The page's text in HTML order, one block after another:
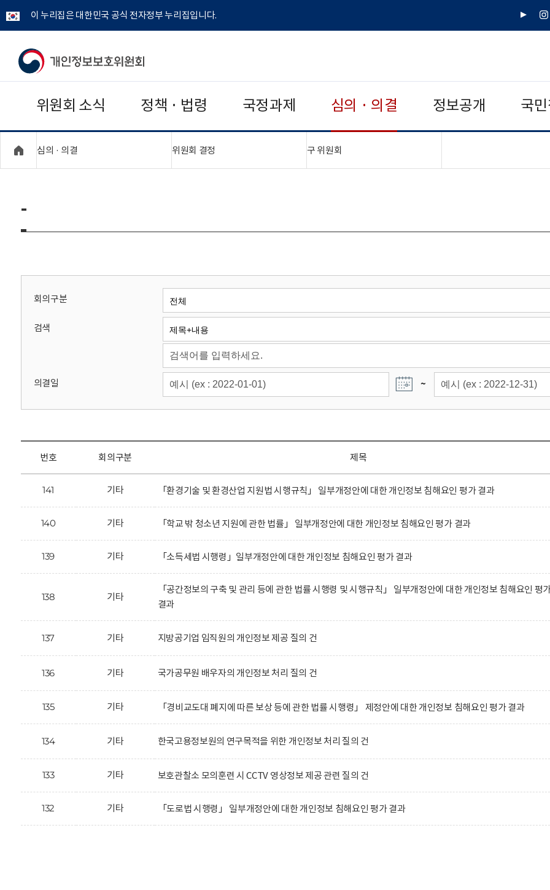
이 누리집은 대한민국 공식 전자정부 누리집입니다.
유
인
개
보
보
위
회
위원회 소식 정책 · 법령 국정과제 심의 · 의결 정보공개 국
심의 · 의결 위원회 결정 구 위원회
-
회의구분
검색
의결일 ~
번호 회의구분 제목
141 기타 「환경기술 및 환경산업 지원법 시행규칙」 일부개정안에 대한 개인정보 침해요인 평가 결과
140 기타 「학교 밖 청소년 지원에 관한 법률」 일부개정안에 대한 개인정보 침해요인 평가 결과
139 기타 「소득세법 시행령」일부개정안에 대한 개인정보 침해요인 평가 결과
138 기타
「공간정보의 구축 및 관리 등에 관한 법률 시행령 및 시행규칙」 일부개정안에 대한 개인정보 침해요인 평
결과
137 기타 지방공기업 임직원의 개인정보 제공 질의 건
136 기타 국가공무원 배우자의 개인정보 처리 질의 건
135 기타 「경비교도대 폐지에 따른 보상 등에 관한 법률 시행령」 제정안에 대한 개인정보 침해요인 평가 결과
134 기타 한국고용정보원의 연구목적을 위한 개인정보 처리 질의 건
133 기타 보호관찰소 모의훈련 시 CCTV 영상정보 제공 관련 질의 건
132 기타 「도로법 시행령」 일부개정안에 대한 개인정보 침해요인 평가 결과